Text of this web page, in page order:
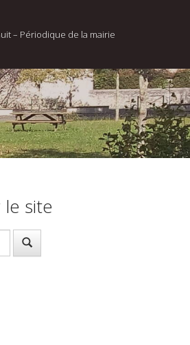
– Périodique de la mairie
site